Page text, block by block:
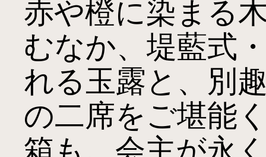
赤や橙に染まる
むなか、堤藍式
れる玉露と、別
の二席をご堪能